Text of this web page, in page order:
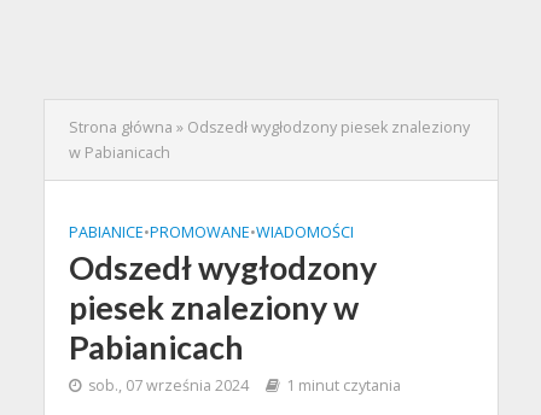
Strona główna » Odszedł wygłodzony piesek znaleziony
w Pabianicach
PABIANICE•PROMOWANE•WIADOMOŚCI
Odszedł wygłodzony
piesek znaleziony w
Pabianicach
sob., 07 września 2024 1 minut czytania